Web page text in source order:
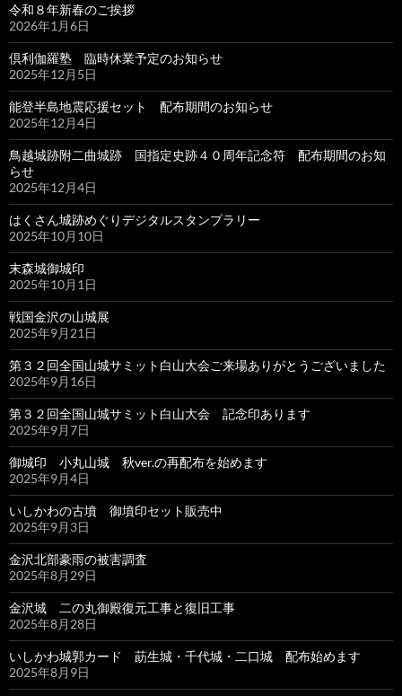
令和８年新春のご挨拶
2026年1月6日
倶利伽羅塾 臨時休業予定のお知らせ
2025年12月5日
能登半島地震応援セット 配布期間のお知らせ
2025年12月4日
鳥越城跡附二曲城跡 国指定史跡４０周年記念符 配布期間のお知
らせ
2025年12月4日
はくさん城跡めぐりデジタルスタンプラリー
2025年10月10日
末森城御城印
2025年10月1日
戦国金沢の山城展
2025年9月21日
第３２回全国山城サミット白山大会ご来場ありがとうございました
2025年9月16日
第３２回全国山城サミット白山大会 記念印あります
2025年9月7日
御城印 小丸山城 秋ver.の再配布を始めます
2025年9月4日
いしかわの古墳 御墳印セット販売中
2025年9月3日
金沢北部豪雨の被害調査
2025年8月29日
金沢城 二の丸御殿復元工事と復旧工事
2025年8月28日
いしかわ城郭カード 莇生城・千代城・二口城 配布始めます
2025年8月9日